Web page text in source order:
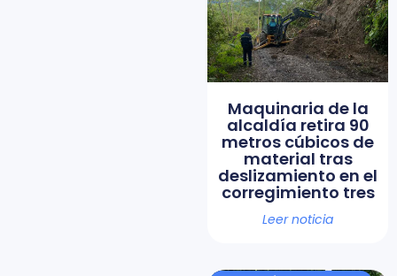
Maquinaria de la
alcaldía retira 90
metros cúbicos de
material tras
deslizamiento en el
corregimiento tres
Leer noticia